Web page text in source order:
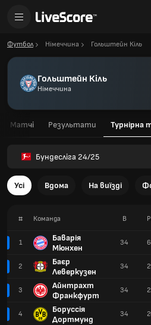
Футбол Німеччина Гольштейн Кіль
Гольштейн Кіль
Німеччина
Матчі Результати Турнірна
Бундесліга 24/25
Усі Вдома На виїзді
# Команда
1
Баварія
Мюнхен
2
Баєр
Леверкузен
3
Айнтрахт
Франкфурт
4
Боруссія
Дортмунд
В
34
34
34
34